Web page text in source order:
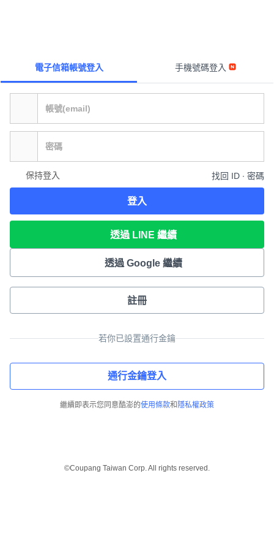
電子信箱帳號登入 手機號碼登入
保持登入 找回 ID ∙ 密碼
登入
透過 LINE 繼續
透過 Google 繼續
註冊
若你已設置通行金鑰
通行金鑰登入
繼續即表示您同意酷澎的使用條款和 隱私權政策
©Coupang Taiwan Corp. All rights reserved.